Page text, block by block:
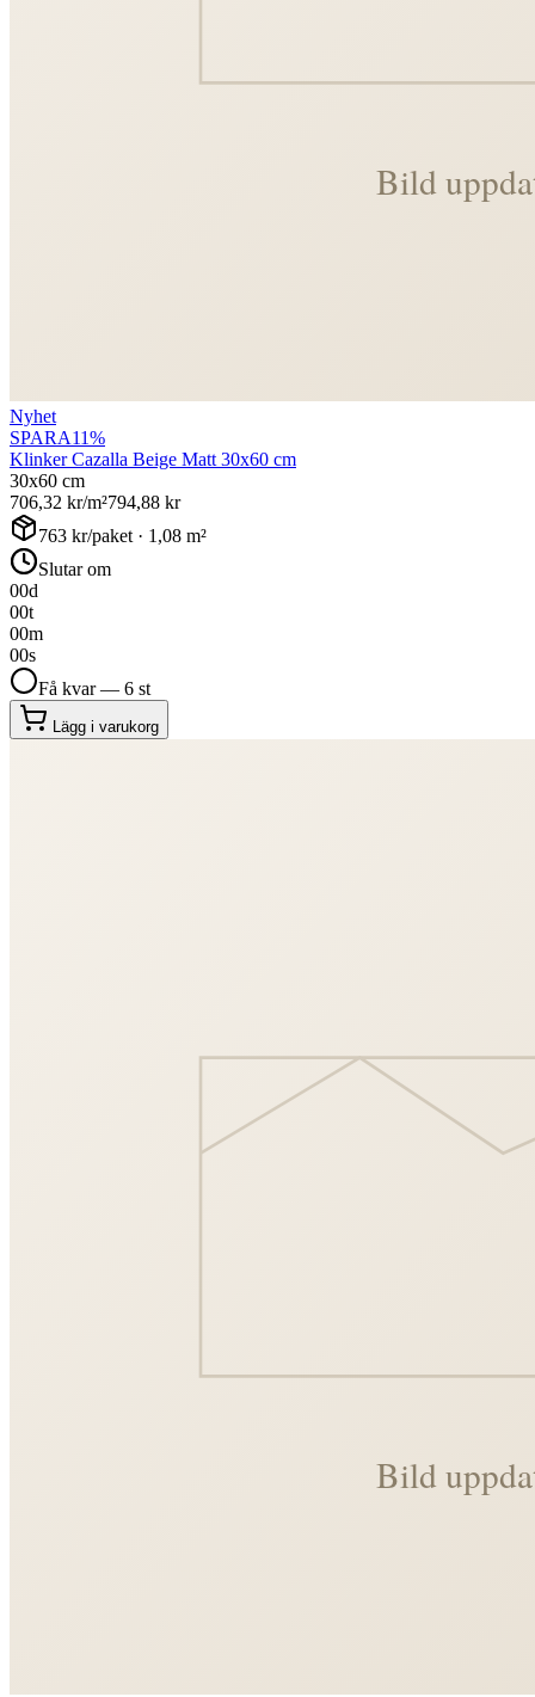
Nyhet
SPARA11%
Klinker Cazalla Beige Matt 30x60 cm
30x60 cm
706,32 kr/m²794,88 kr
763 kr/paket · 1,08 m²
Slutar om
00d
00t
00m
00s
Få kvar — 6 st
Lägg i varukorg